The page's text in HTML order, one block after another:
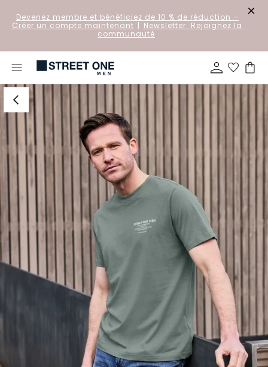
Devenez membre et bénéficiez de 10 % de réduction –
Créer un compte maintenant | Newsletter: Rejoignez la
communauté